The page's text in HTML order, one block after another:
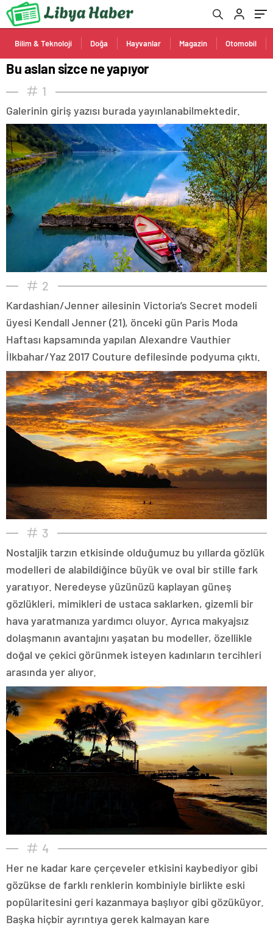
Bilim & Teknoloji Doğa Hayvanlar Magazin Otomobil
Bu aslan sizce ne yapıyor
1
Galerinin giriş yazısı burada yayınlanabilmektedir.
2
Kardashian/Jenner ailesinin Victoria’s Secret modeli
üyesi Kendall Jenner (21), önceki gün Paris Moda
Haftası kapsamında yapılan Alexandre Vauthier
İlkbahar/Yaz 2017 Couture defilesinde podyuma çıktı.
3
Nostaljik tarzın etkisinde olduğumuz bu yıllarda gözlük
modelleri de alabildiğince büyük ve oval bir stille fark
yaratıyor. Neredeyse yüzünüzü kaplayan güneş
gözlükleri, mimikleri de ustaca saklarken, gizemli bir
hava yaratmanıza yardımcı oluyor. Ayrıca makyajsız
dolaşmanın avantajını yaşatan bu modeller, özellikle
doğal ve çekici görünmek isteyen kadınların tercihleri
arasında yer alıyor.
4
Her ne kadar kare çerçeveler etkisini kaybediyor gibi
gözükse de farklı renklerin kombiniyle birlikte eski
popülaritesini geri kazanmaya başlıyor gibi gözüküyor.
Başka hiçbir ayrıntıya gerek kalmayan kare